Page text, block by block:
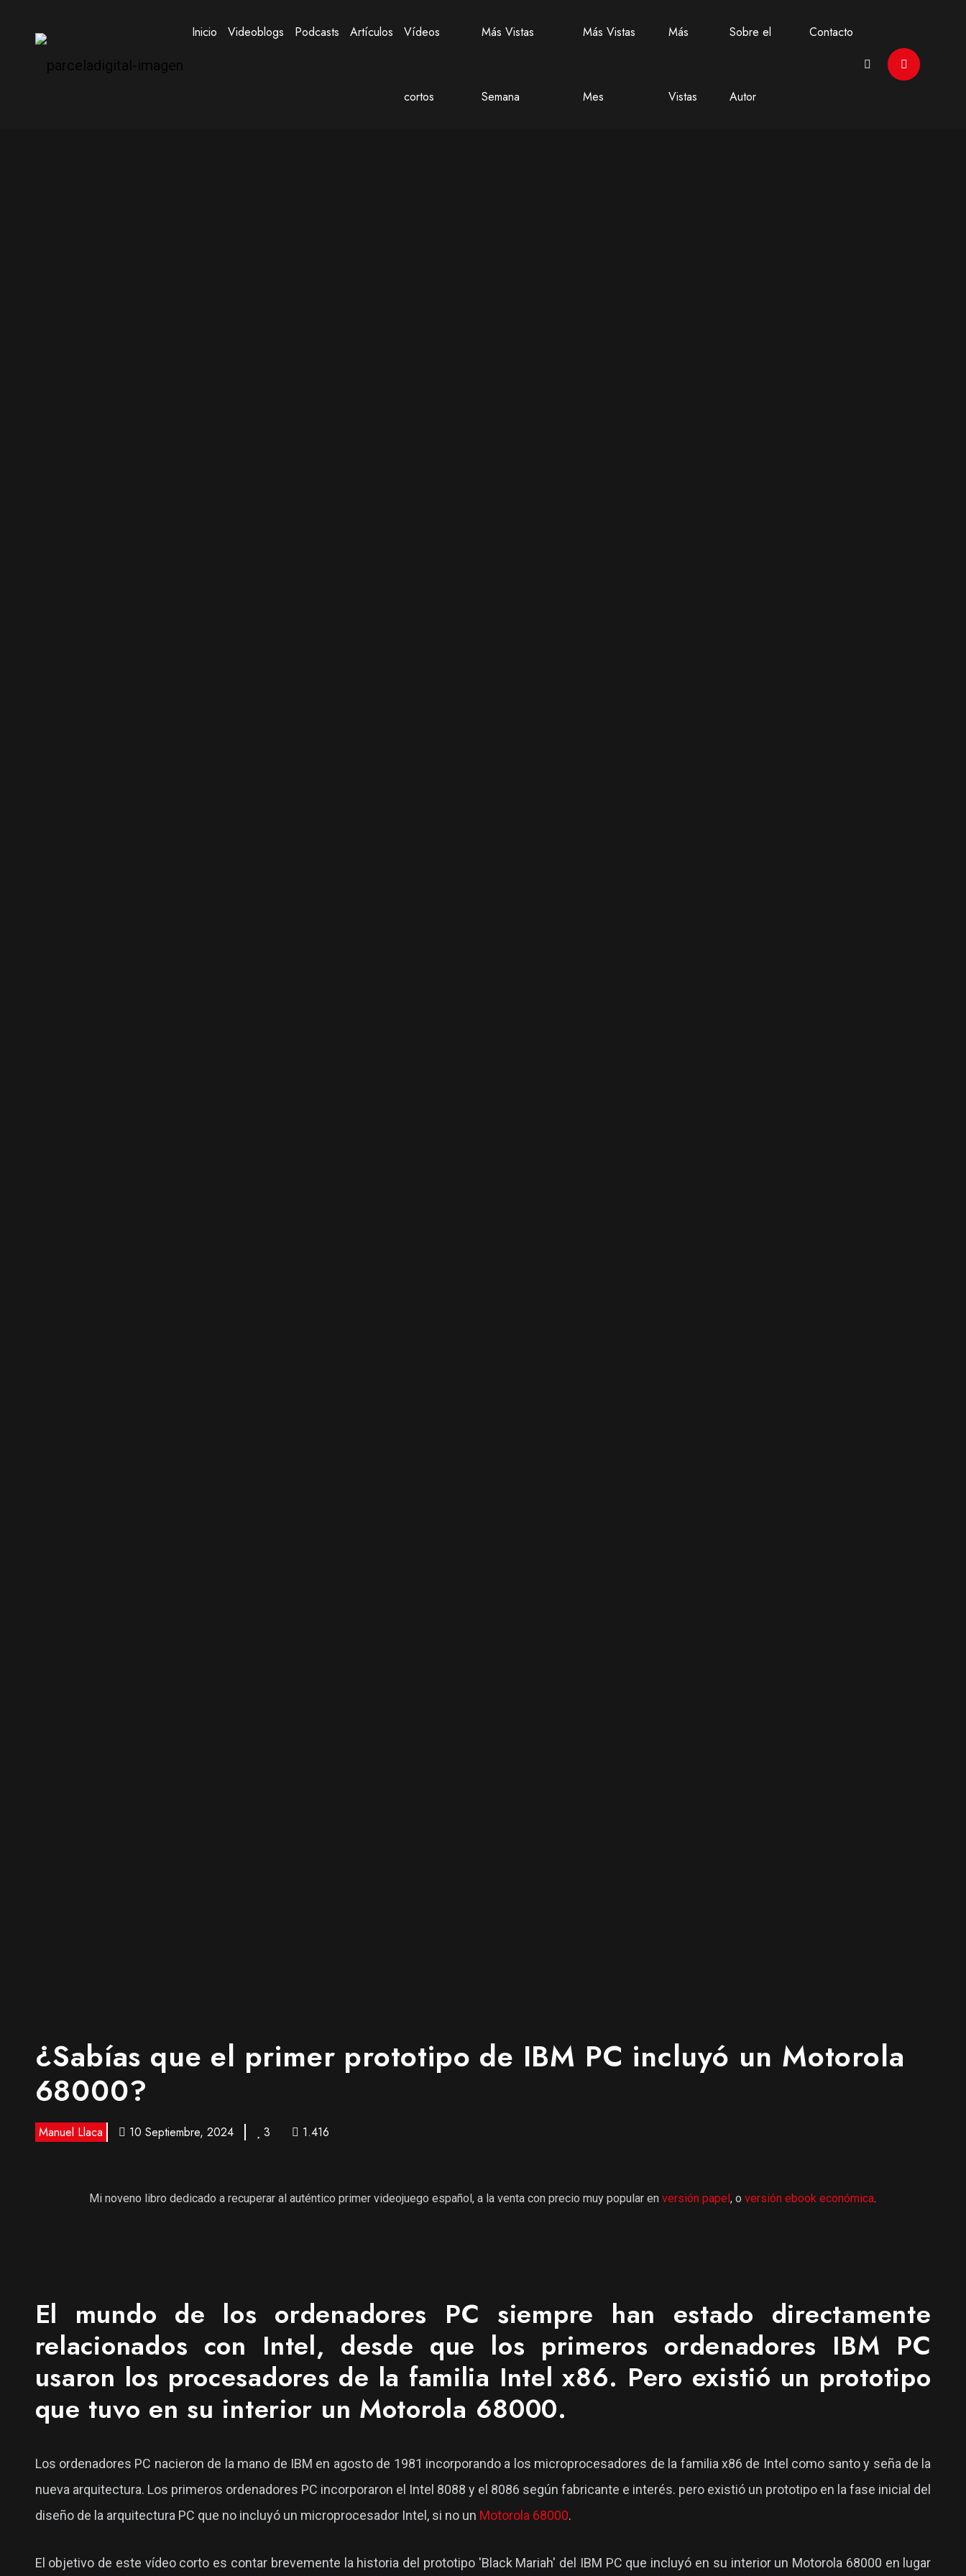
Inicio Videoblogs Podcasts Artículos Vídeos
cortos
Más Vistas
Semana
Más Vistas
Mes
Más
Vistas
Sobre el
Autor
Contacto
¿Sabías que el primer prototipo de IBM PC incluyó un Motorola
68000?
Manuel Llaca 10 Septiembre, 2024 3 1.416
Mi noveno libro dedicado a recuperar al auténtico primer videojuego español, a la venta con precio muy popular enversión papel, oversión ebook económica.
El mundo de los ordenadores PC siempre han estado directamente
relacionados con Intel, desde que los primeros ordenadores IBM PC
usaron los procesadores de la familia Intel x86. Pero existió un prototipo
que tuvo en su interior un Motorola 68000.
Los ordenadores PC nacieron de la mano de IBM en agosto de 1981 incorporando a los microprocesadores de la familia x86 de Intel como santo y seña de la
nueva arquitectura. Los primeros ordenadores PC incorporaron el Intel 8088 y el 8086 según fabricante e interés. pero existió un prototipo en la fase inicial del
diseño de la arquitectura PC que no incluyó un microprocesador Intel, si no un Motorola 68000.
El objetivo de este vídeo corto es contar brevemente la historia del prototipo 'Black Mariah' del IBM PC que incluyó en su interior un Motorola 68000 en lugar